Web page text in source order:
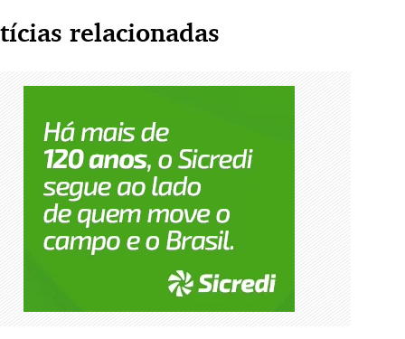
relacionadas